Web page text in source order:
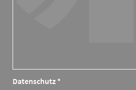
Datenschutz *